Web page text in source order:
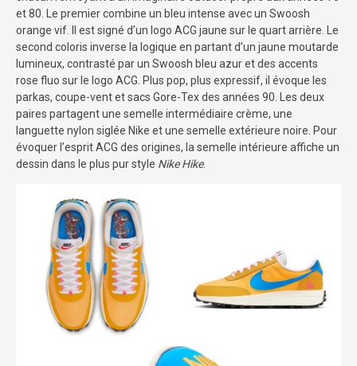
et 80. Le premier combine un bleu intense avec un Swoosh
orange vif. Il est signé d’un logo ACG jaune sur le quart arrière. Le
second coloris inverse la logique en partant d’un jaune moutarde
lumineux, contrasté par un Swoosh bleu azur et des accents
rose fluo sur le logo ACG. Plus pop, plus expressif, il évoque les
parkas, coupe-vent et sacs Gore-Tex des années 90. Les deux
paires partagent une semelle intermédiaire crème, une
languette nylon siglée Nike et une semelle extérieure noire. Pour
évoquer l’esprit ACG des origines, la semelle intérieure affiche un
dessin dans le plus pur style Nike Hike.